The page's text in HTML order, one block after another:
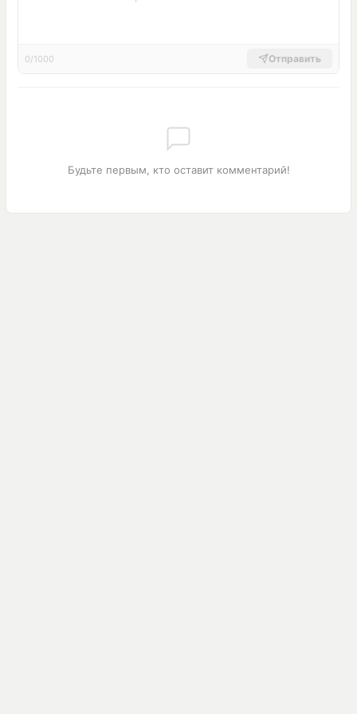
0/1000 Отправить
Будьте первым, кто оставит комментарий!